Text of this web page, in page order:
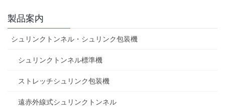
製品案内
シュリンクトンネル・シュリンク包装機
シュリンクトンネル標準機
ストレッチシュリンク包装機
遠赤外線式シュリンクトンネル